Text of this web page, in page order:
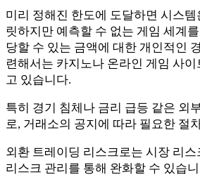
미리 정해진 한도에 도달하면 시스
릿하지만 예측할 수 없는 게임 세계
당할 수 있는 금액에 대한 개인적인
련해서는 카지노나 온라인 게임 사
고 있습니다.
특히 경기 침체나 금리 급등 같은 외
로, 거래소의 공지에 따라 필요한 절
외환 트레이딩 리스크로는 시장 리
리스크 관리를 통해 완화할 수 있습